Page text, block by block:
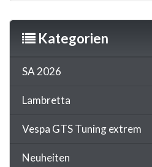
Kategorien
SA 2026
Lambretta
Vespa GTS Tuning extrem
Neuheiten